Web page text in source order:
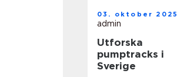
03. oktober 2025
admin
Utforska
pumptracks i
Sverige